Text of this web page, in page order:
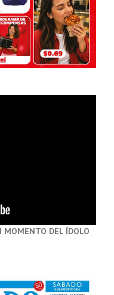
MOMENTO DEL ÍDOLO